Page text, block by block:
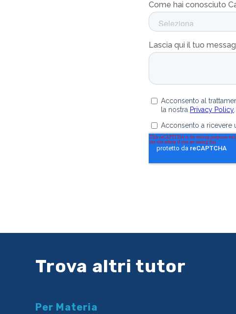
Trova altri tutor
Per Materia